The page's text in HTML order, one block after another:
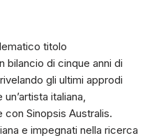
titolo
bilancio di cinque anni di
gli ultimi approdi
italiana,
Sinopsis Australis.
e impegnati nella ricerca